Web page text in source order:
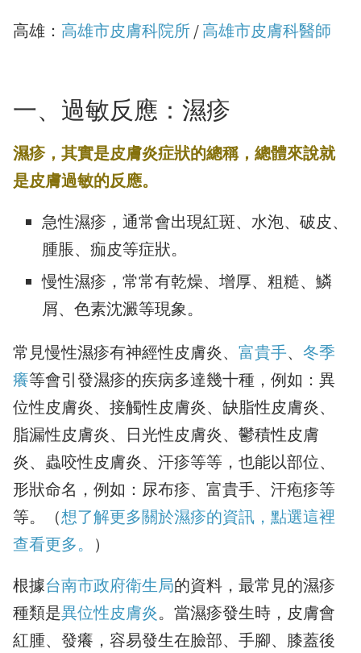
高雄： 高雄市皮膚科院所 / 高雄市皮膚科醫師
一、過敏反應：濕疹
濕疹，其實是皮膚炎症狀的總稱，總體來說就
是皮膚過敏的反應。
急性濕疹，通常會出現紅斑、水泡、破皮、
腫脹、痂皮等症狀。
慢性濕疹，常常有乾燥、增厚、粗糙、鱗
屑、色素沈澱等現象。
常見慢性濕疹有神經性皮膚炎、 富貴手、 冬季
癢等會引發濕疹的疾病多達幾十種，例如：異
位性皮膚炎、接觸性皮膚炎、缺脂性皮膚炎、
脂漏性皮膚炎、日光性皮膚炎、鬱積性皮膚
炎、蟲咬性皮膚炎、汗疹等等，也能以部位、
形狀命名，例如：尿布疹、富貴手、汗疱疹等
等。（想了解更多關於濕疹的資訊，點選這裡
查看更多。
）
根據台南市政府衛生局的資料，最常見的濕疹
種類是異位性皮膚炎。當濕疹發生時，皮膚會
紅腫、發癢，容易發生在臉部、手腳、膝蓋後